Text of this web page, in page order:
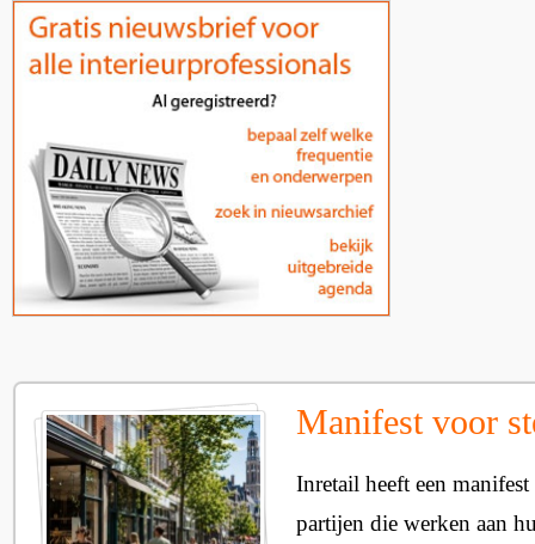
Manifest voor
Inretail heeft een
partijen die werken aan